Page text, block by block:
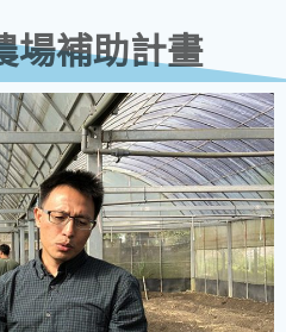
場補助計畫